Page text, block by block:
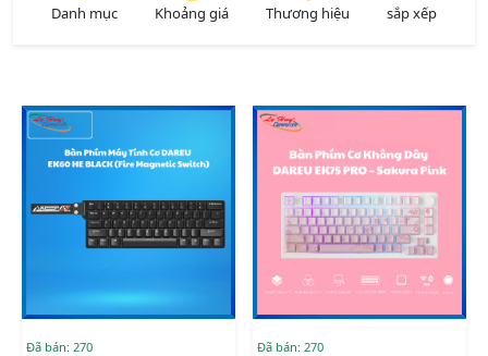
Danh mục
Khoảng giá
Thương hiệu
sắp xếp
Đã bán: 270 Đã bán: 270